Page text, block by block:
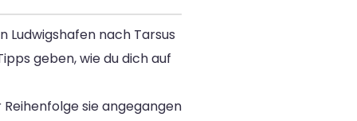
nach Tarsus
geben, wie du dich auf
sie angegangen